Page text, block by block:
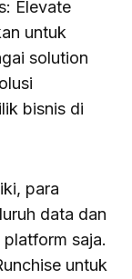
Elevate
untuk
solution
bisnis di
para
data dan
saja.
untuk